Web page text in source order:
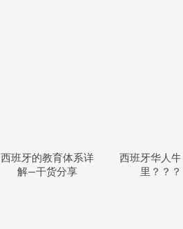
西班牙的教育体系详
解—干货分享
西班牙华人
里？？？